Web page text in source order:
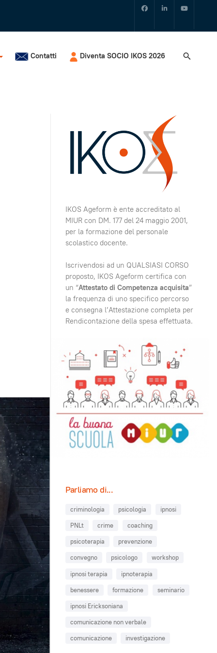
Contatti Diventa SOCIO IKOS 2026
IKOS Ageform è ente accreditato al
MIUR con DM. 177 del 24 maggio 2001,
per la formazione del personale
scolastico docente.
Iscrivendosi ad un QUALSIASI CORSO
proposto, IKOS Ageform certifica con
un “Attestato di Competenza acquisita”
la frequenza di uno specifico percorso
e consegna l’Attestazione completa per
Rendicontazione della spesa effettuata.
Parliamo di...
criminologia psicologia
ipnosi
PNLt
crime
coaching
psicoterapia
prevenzione
convegno
psicologo
workshop
ipnosi terapia
ipnoterapia
benessere
formazione
seminario
ipnosi Ericksoniana
comunicazione non verbale
comunicazione
investigazione